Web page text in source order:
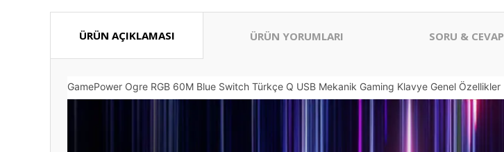
ÜRÜN AÇIKLAMASI ÜRÜN YORUMLARI SORU & CEVAP
GamePower Ogre RGB 60M Blue Switch Türkçe Q USB Mekanik Gaming Klavye Genel Özellikler